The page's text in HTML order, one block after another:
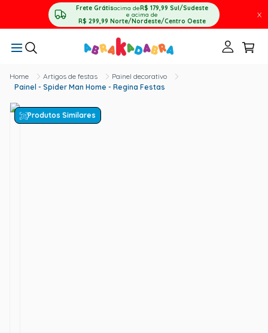
Frete Grátisacima deR$ 179,99 Sul/Sudeste
e acima de
R$ 299,99 Norte/Nordeste/Centro Oeste
X
Artigos de festas
Painel decorativo
Painel - Spider Man Home - Regina Festas
Produtos Similares